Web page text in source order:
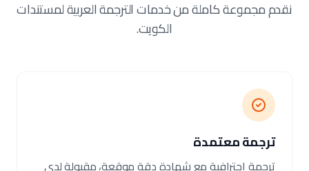
نقدم مجموعة كاملة من خدمات الترجمة العربية لمستندات
الكويت.
ترجمة معتمدة
ترجمة احترافية مع شهادة دقة موقعة، مقبولة لدى